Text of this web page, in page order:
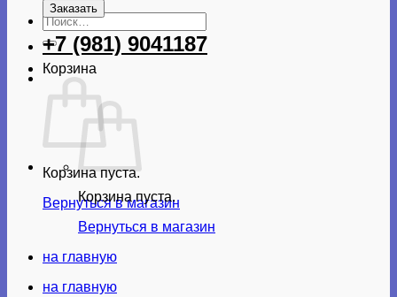
Искать:
Корзина
Корзина пуста.
Вернуться в магазин
+7 (981) 9041187
Корзина пуста.
Вернуться в магазин
на главную
на главную